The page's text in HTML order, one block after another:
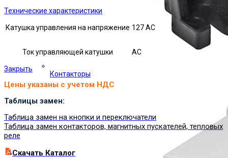
Контакторы
Технические характеристики
Катушка управления на напряжение 127 AC
Ток управляющей катушки АС
Закрыть
Цены указаны с учетом НДС
Таблицы замен:
Таблица замен на кнопки и переключатели
Таблица замен контакторов, магнитных пускателей, тепловых
реле
Cкачать Каталог